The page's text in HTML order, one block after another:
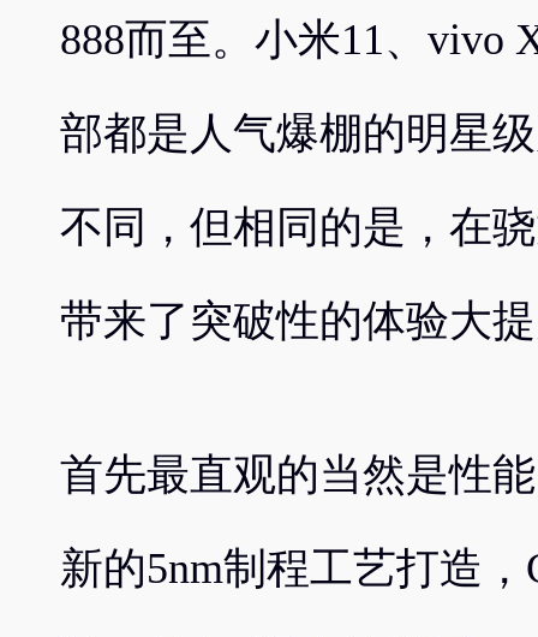
888而至。小米11、vivo
部都是人气爆棚的明星
不同，但相同的是，在
带来了突破性的体验大
首先最直观的当然是性
新的5nm制程工艺打造